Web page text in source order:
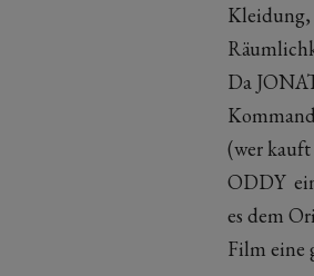
Kleidung,
Da
(wer
ODDY
es dem
Film eine